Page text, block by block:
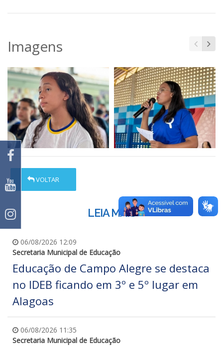
Imagens
VOLTAR
LEIA MAIS
06/08/2026 12:09
Secretaria Municipal de Educação
Educação de Campo Alegre se destaca
no IDEB ficando em 3º e 5º lugar em
Alagoas
06/08/2026 11:35
Secretaria Municipal de Educação